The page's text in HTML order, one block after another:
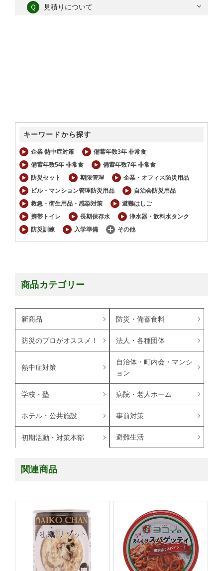
Ｑ 見積りについて
キーワードから探す
企業 熱中症対策
備蓄年数3年 非常食
備蓄年数5年 非常食
備蓄年数7年 非常食
防災セット
期限管理
企業・オフィス防災用品
ビル・マンション管理防災用品
自治会防災用品
救急・衛生用品・感染対策
避難はしご
携帯トイレ
長期保存水
浄水器・飲料水タンク
防災訓練
入学準備 その他
商品カテゴリー
新商品 防災・備蓄食料
防災のプロがオススメ！ 法人・各種団体
熱中症対策
自治体・町内会・マンシ
ョン
学校・塾 病院・老人ホーム
ホテル・公共施設 事前対策
初期活動・対策本部 避難生活
関連商品